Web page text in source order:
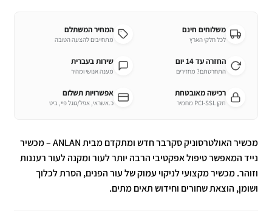
משלוחים חינם
לכל חלקי הארץ
המחיר המשתלם
מתחייבים להצעה הטובה
החזרה עד 14 יום
התחרטתם? מחזירים
שירות בעברית
מענה אנושי ומהיר
רכישה מאובטחת
תקן PCI-SSL מחמיר
אפשרויות תשלום
כ.אשראי, אפל/גוגל פיי, ביט
מכשיר האולטרסוניק סקרבר חדש ומתקדם מבית ANLAN – מכשיר
נייד המאפשר טיפול אפקטיבי הרבה יותר לעור ומקנה לעור רעננות
וזוהר. מכשיר מקצועי לניקוי עמוק של עור הפנים, הסרת לכלוך
ושומן, הוצאת שחורים וחידוש תאים מתים.